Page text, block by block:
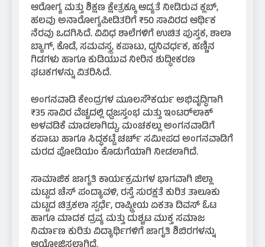
ಆರೋಗ್ಯ ಮತ್ತು ಶಿಕ್ಷಣ ಕ್ಷೇತ್ರಕ್ಕೂ ಆದ್ಯತೆ ನೀಡಿರುವ ಕ್ಲಬ್,
ಹಲವು ಅನಾರೋಗ್ಯಪೀಡಿತರಿಗೆ ₹50 ಸಾವಿರದ ಆರ್ಥಿಕ
ನೆರವು ಒದಗಿಸಿದೆ. ವಿವಿಧ ಶಾಲೆಗಳಿಗೆ ಉಚಿತ ಪುಸ್ತಕ, ಶಾಲಾ
ಬ್ಯಾಗ್, ಕೊಡೆ, ಸಮವಸ್ತ್ರ, ಕಪಾಟು, ಧ್ವನಿವರ್ಧಕ, ಹಣ್ಣಿನ
ಗಿಡಗಳು ಹಾಗೂ ಕುಡಿಯುವ ನೀರಿನ ಶುದ್ಧೀಕರಣ
ಘಟಕಗಳನ್ನು ವಿತರಿಸಿದೆ.
ಅಂಗನವಾಡಿ ಕೇಂದ್ರಗಳ ಮೂಲಸೌಕರ್ಯ ಅಭಿವೃದ್ಧಿಗಾಗಿ
₹35 ಸಾವಿರ ವೆಚ್ಚದಲ್ಲಿ ಧ್ವಜಸ್ತಂಭ ಮತ್ತು ಇಂಟರ್‌ಲಾಕ್
ಅಳವಡಿಕೆ ಮಾಡಲಾಗಿದ್ದು, ಮಂಚಕಲ್ಲು ಅಂಗನವಾಡಿಗೆ
ಕಪಾಟು ಹಾಗೂ ಸಿದ್ಧಕಟ್ಟೆ ಚರ್ಚ್ ಸಮೀಪದ ಅಂಗನವಾಡಿಗೆ
ಮರದ ಪೋಡಿಯಂ ಕೊಡುಗೆಯಾಗಿ ನೀಡಲಾಗಿದೆ.
ಸಾಮಾಜಿಕ ಜಾಗೃತಿ ಕಾರ್ಯಕ್ರಮಗಳ ಭಾಗವಾಗಿ ಜಿಲ್ಲಾ
ಮಟ್ಟದ ಚೆಸ್ ಪಂದ್ಯಾವಳಿ, ರಸ್ತೆ ಸುರಕ್ಷತೆ ಕುರಿತ ತಾಲೂಕು
ಮಟ್ಟದ ಚಿತ್ರಕಲಾ ಸ್ಪರ್ಧೆ, ರಾಷ್ಟ್ರೀಯ ಏಕತಾ ದಿವಸ್ ಓಟ
ಹಾಗೂ ಮಾದಕ ದ್ರವ್ಯ ಮತ್ತು ದುಶ್ಚಟ ಮುಕ್ತ ಸಮಾಜ
ನಿರ್ಮಾಣ ಕುರಿತು ವಿದ್ಯಾರ್ಥಿಗಳಿಗೆ ಜಾಗೃತಿ ಶಿಬಿರಗಳನ್ನು